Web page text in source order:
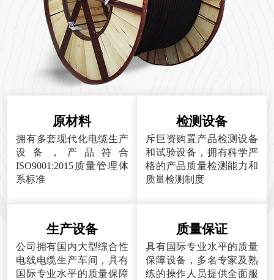
原材料
拥有多套现代化电缆生产
设备，产品符合
ISO9001:2015质量管理体
系标准
检测设备
斥巨资购置产品检测设备
和试验设备，拥有科学严
格的产品质量检测能力和
质量检测制度
生产设备
公司拥有国内大型综合性
电线电缆生产车间，具有
国际专业水平的质量保障
质量保证
具有国际专业水平的质量
保障设备，多名专家及熟
练的操作人员提供全面服